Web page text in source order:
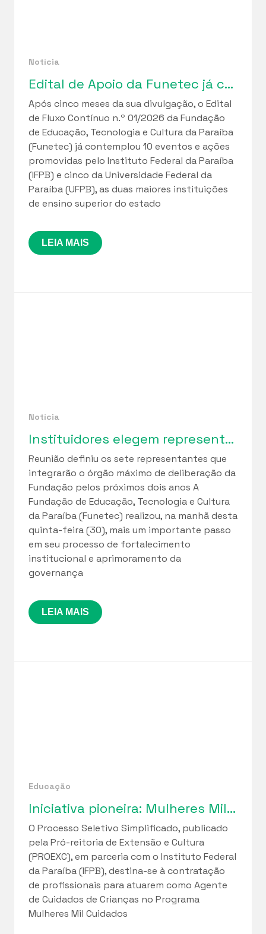
Notícia
Edital de Apoio da Funetec já contemplou 10 iniciativas do IFPB e 5 da UFPB
Após cinco meses da sua divulgação, o Edital
de Fluxo Contínuo n.º 01/2026 da Fundação
de Educação, Tecnologia e Cultura da Paraíba
(Funetec) já contemplou 10 eventos e ações
promovidas pelo Instituto Federal da Paraíba
(IFPB) e cinco da Universidade Federal da
Paraíba (UFPB), as duas maiores instituições
de ensino superior do estado
LEIA MAIS
Notícia
Instituidores elegem representantes para o Conselho Curador da Funetec em marco de fortalecimento da governança institucional
Reunião definiu os sete representantes que
integrarão o órgão máximo de deliberação da
Fundação pelos próximos dois anos A
Fundação de Educação, Tecnologia e Cultura
da Paraíba (Funetec) realizou, na manhã desta
quinta-feira (30), mais um importante passo
em seu processo de fortalecimento
institucional e aprimoramento da
governança
LEIA MAIS
Educação
Iniciativa pioneira: Mulheres Mil Cuidados lança seleção de profissionais para implantação de Cuidotecas na Paraíba
O Processo Seletivo Simplificado, publicado
pela Pró-reitoria de Extensão e Cultura
(PROEXC), em parceria com o Instituto Federal
da Paraíba (IFPB), destina-se à contratação
de profissionais para atuarem como Agente
de Cuidados de Crianças no Programa
Mulheres Mil Cuidados